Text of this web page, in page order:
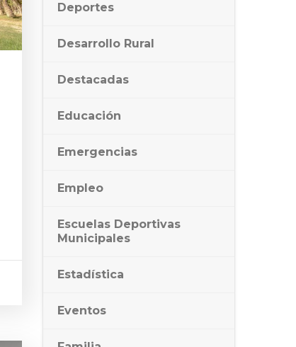
Deportes
Desarrollo Rural
Destacadas
Educación
Emergencias
Empleo
Escuelas Deportivas
Municipales
Estadística
Eventos